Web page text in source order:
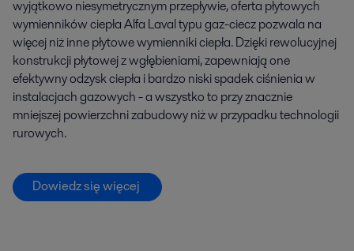
wyjątkowo niesymetrycznym przepływie, oferta płytowych
wymienników ciepła Alfa Laval typu gaz-ciecz pozwala na
więcej niż inne płytowe wymienniki ciepła. Dzięki rewolucyjnej
konstrukcji płytowej z wgłębieniami, zapewniają one
efektywny odzysk ciepła i bardzo niski spadek ciśnienia w
instalacjach gazowych - a wszystko to przy znacznie
mniejszej powierzchni zabudowy niż w przypadku technologii
rurowych.
Dowiedz się więcej